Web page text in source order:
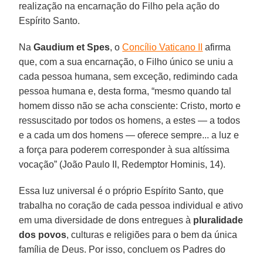
realização na encarnação do Filho pela ação do
Espírito Santo.
NaGaudium et Spes, oConcílio Vaticano II
afirma
que, com a sua encarnação, o Filho único se uniu a
cada pessoa humana, sem exceção, redimindo cada
pessoa humana e, desta forma, “mesmo quando tal
homem disso não se acha consciente: Cristo, morto e
ressuscitado por todos os homens, a estes — a todos
e a cada um dos homens — oferece sempre... a luz e
a força para poderem corresponder à sua altíssima
vocação” (João Paulo II, Redemptor Hominis, 14).
Essa luz universal é o próprio Espírito Santo, que
trabalha no coração de cada pessoa individual e ativo
em uma diversidade de dons entregues à pluralidade
dos povos, culturas e religiões para o bem da única
família de Deus. Por isso, concluem os Padres do